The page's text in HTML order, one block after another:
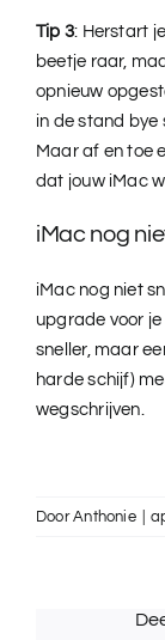
Tip 3: Herstart
beetje raar,
opnieuw
in de stand bye
Maar af en toe
dat jouw iMac
iMac nog
iMac nog niet
upgrade voor
sneller, maar
harde schijf)
wegschrijven.
DoorAnthonie